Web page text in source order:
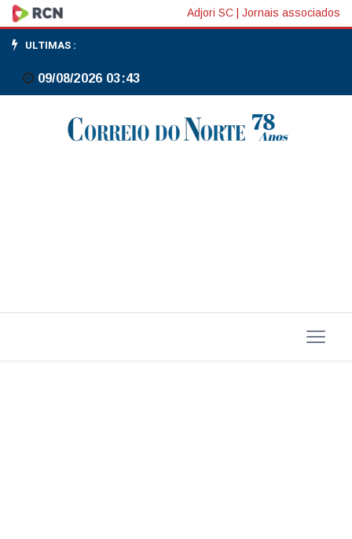
Fed
devia
realizar
reunião
agora
Adjori SC Jornais associados
ULTIMAS :
09/08/2026 03:43